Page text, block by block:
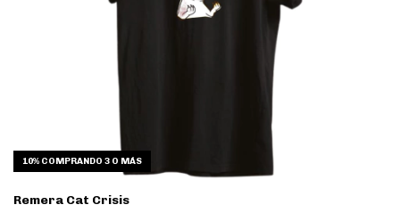
10% COMPRANDO 3 O MÁS
Remera Cat Crisis